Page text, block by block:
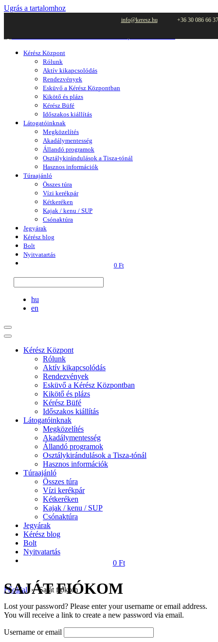
Ugrás a tartalomhoz
info@keresz.hu +36 30 086 66 37
Kérész Központ
Rólunk
Aktív kikapcsolódás
Rendezvények
Esküvő a Kérész Központban
Kikötő és plázs
Kérész Büfé
Időszakos kiállítás
Látogatóinknak
Megközelítés
Akadálymentesség
Állandó programok
Osztálykirándulások a Tisza-tónál
Hasznos információk
Túraajánló
Összes túra
Vízi kerékpár
Kétkeréken
Kajak / kenu / SUP
Csónaktúra
Jegyárak
Kérész blog
Bolt
Nyitvatartás
0 Ft
hu
en
Kérész Központ
Rólunk
Aktív kikapcsolódás
Rendezvények
Esküvő a Kérész Központban
Kikötő és plázs
Kérész Büfé
Időszakos kiállítás
Látogatóinknak
Megközelítés
Akadálymentesség
Állandó programok
Osztálykirándulások a Tisza-tónál
Hasznos információk
Túraajánló
Összes túra
Vízi kerékpár
Kétkeréken
Kajak / kenu / SUP
Csónaktúra
Jegyárak
Kérész blog
Bolt
Nyitvatartás
0 Ft
SAJÁT FIÓKOM
Főoldal» Saját fiókom
Lost your password? Please enter your username or email address.
You will receive a link to create a new password via email.
Username or email